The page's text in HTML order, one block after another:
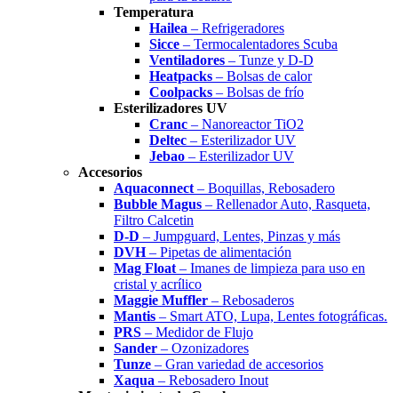
Temperatura
Hailea – Refrigeradores
Sicce – Termocalentadores Scuba
Ventiladores – Tunze y D-D
Heatpacks – Bolsas de calor
Coolpacks – Bolsas de frío
Esterilizadores UV
Cranc – Nanoreactor TiO2
Deltec – Esterilizador UV
Jebao – Esterilizador UV
Accesorios
Aquaconnect – Boquillas, Rebosadero
Bubble Magus – Rellenador Auto, Rasqueta,
Filtro Calcetin
D-D – Jumpguard, Lentes, Pinzas y más
DVH– Pipetas de alimentación
Mag Float – Imanes de limpieza para uso en
cristal y acrílico
Maggie Muffler – Rebosaderos
Mantis – Smart ATO, Lupa, Lentes fotográficas.
PRS – Medidor de Flujo
Sander – Ozonizadores
Tunze – Gran variedad de accesorios
Xaqua – Rebosadero Inout